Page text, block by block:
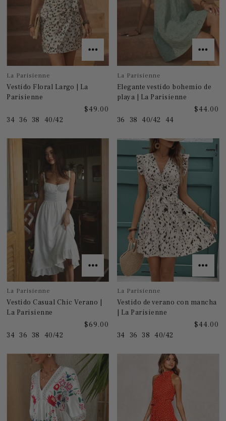
La Parisienne
Vestido Floral Largo | La
Parisienne
$49.00
34 36 38 40/42
La Parisienne
Elegante vestido bohemio de
playa | La Parisienne
$44.00
36
38 40/42 44
La Parisienne
Vestido Casual Chic Verano |
La Parisienne
$69.00
34 36 38 40/42
La Parisienne
Vestido de verano con mancha
| La Parisienne
$44.00
34
36 38 40/42